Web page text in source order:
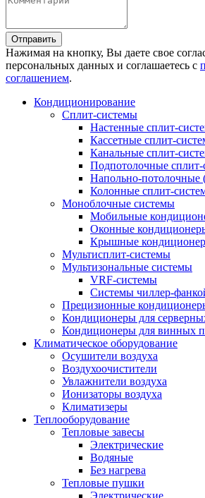
Отправить
Нажимая на кнопку, Вы даете свое
персональных данных и соглашаетесь с
соглашением.
Кондиционирование
Сплит-системы
Настенные сплит-
Кассетные сплит-
Канальные сплит-
Подпотолочные
Напольно-потолочные
Колонные сплит-
Моноблочные системы
Мобильные
Оконные
Крышные
Мультисплит-системы
Мультизональные системы
VRF-системы
Системы чиллер-
Прецизионные
Кондиционеры для
Кондиционеры для винных
Климатическое оборудование
Осушители воздуха
Воздухоочистители
Увлажнители воздуха
Ионизаторы воздуха
Климатизеры
Теплооборудование
Тепловые завесы
Электрические
Водяные
Без нагрева
Тепловые пушки